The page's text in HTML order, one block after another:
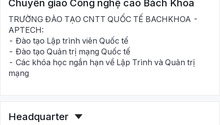
Chuyển giao Công nghệ cao Bách Khoa
TRƯỜNG ĐÀO TẠO CNTT QUỐC TẾ BACHKHOA -
APTECH:
- Đào tạo Lập trình viên Quốc tế
- Đào tạo Quản trị mạng Quốc tế
- Các khóa học ngắn hạn về Lập Trình và Quản trị
mạng
Headquarter